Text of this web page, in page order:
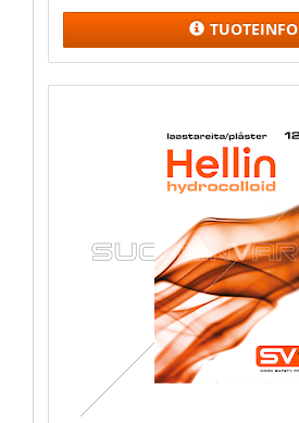
TUOTEINFO